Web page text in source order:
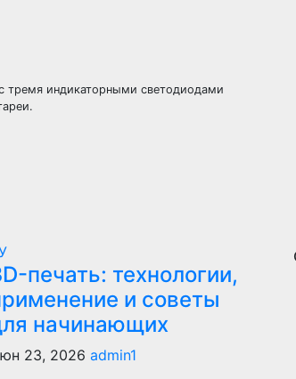
тремя индикаторными светодиодами
печать: технологии,
и советы
начинающих
23, 2026 admin1